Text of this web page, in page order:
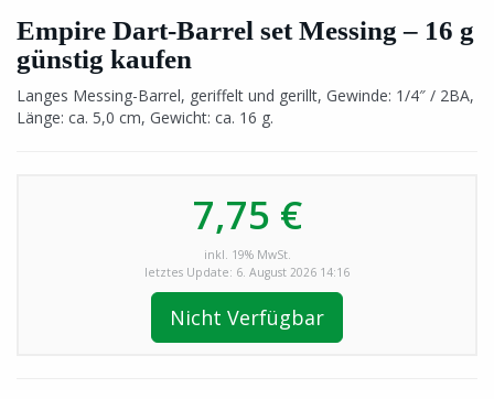
Empire Dart-Barrel set Messing – 16 g
günstig kaufen
Langes Messing-Barrel, geriffelt und gerillt, Gewinde: 1/4″ / 2BA,
Länge: ca. 5,0 cm, Gewicht: ca. 16 g.
7,75 €
inkl. 19% MwSt.
letztes Update: 6. August 2026 14:16
Nicht Verfügbar